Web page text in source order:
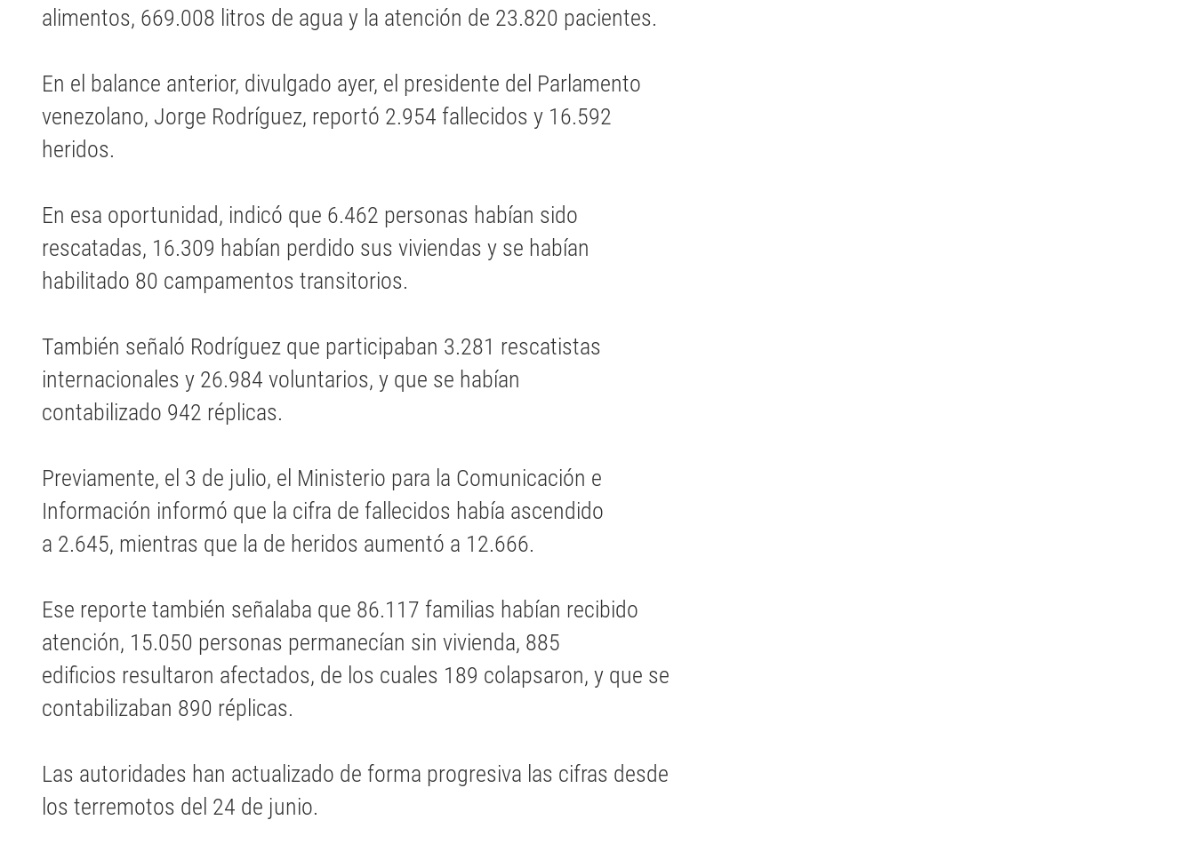
alimentos, 669.008 litros de agua y la atención de 23.820 pacientes.
En el balance anterior, divulgado ayer, el presidente del Parlamento
venezolano, Jorge Rodríguez, reportó 2.954 fallecidos y 16.592
heridos.
En esa oportunidad, indicó que 6.462 personas habían sido
rescatadas, 16.309 habían perdido sus viviendas y se habían
habilitado 80 campamentos transitorios.
También señaló Rodríguez que participaban 3.281 rescatistas
internacionales y 26.984 voluntarios, y que se habían
contabilizado 942 réplicas.
Previamente, el 3 de julio, el Ministerio para la Comunicación e
Información informó que la cifra de fallecidos había ascendido
a 2.645, mientras que la de heridos aumentó a 12.666.
Ese reporte también señalaba que 86.117 familias habían recibido
atención, 15.050 personas permanecían sin vivienda, 885
edificios resultaron afectados, de los cuales 189 colapsaron, y que se
contabilizaban 890 réplicas.
Las autoridades han actualizado de forma progresiva las cifras desde
los terremotos del 24 de junio.